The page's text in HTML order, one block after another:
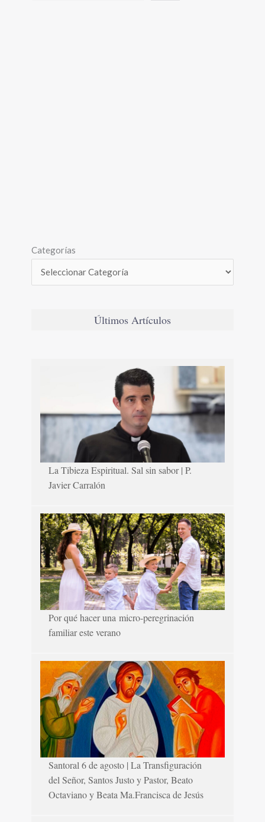
Categorías
Últimos Artículos
La Tibieza Espiritual. Sal sin sabor | P.
Javier Carralón
Por qué hacer una micro-peregrinación
familiar este verano
Santoral 6 de agosto | La Transfiguración
del Señor, Santos Justo y Pastor, Beato
Octaviano y Beata Ma.Francisca de Jesús